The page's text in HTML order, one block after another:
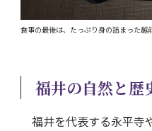
食事の最後は、たっぷり身の詰まった越
福井の自然と歴
福井を代表する永平寺